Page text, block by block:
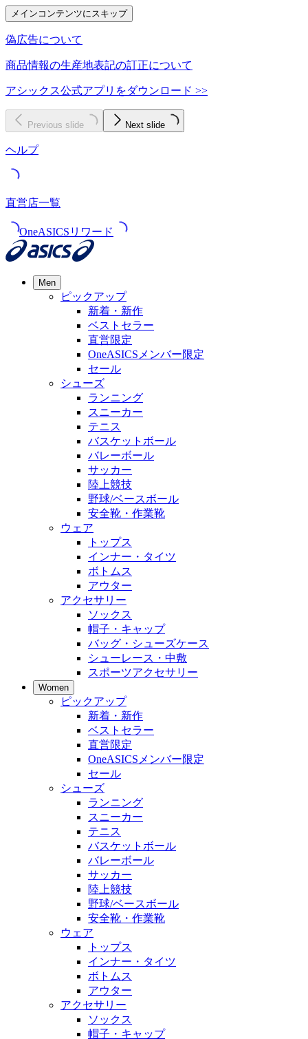
メインコンテンツにスキップ
偽広告について
商品情報の生産地表記の訂正について
アシックス公式アプリをダウンロード >>
Previous slide Next slide
ヘルプ
直営店一覧
OneASICSリワード
Men
ピックアップ
新着・新作
ベストセラー
直営限定
OneASICSメンバー限定
セール
シューズ
ランニング
スニーカー
テニス
バスケットボール
バレーボール
サッカー
陸上競技
野球/ベースボール
安全靴・作業靴
ウェア
トップス
インナー・タイツ
ボトムス
アウター
アクセサリー
ソックス
帽子・キャップ
バッグ・シューズケース
シューレース・中敷
スポーツアクセサリー
Women
ピックアップ
新着・新作
ベストセラー
直営限定
OneASICSメンバー限定
セール
シューズ
ランニング
スニーカー
テニス
バスケットボール
バレーボール
サッカー
陸上競技
野球/ベースボール
安全靴・作業靴
ウェア
トップス
インナー・タイツ
ボトムス
アウター
アクセサリー
ソックス
帽子・キャップ